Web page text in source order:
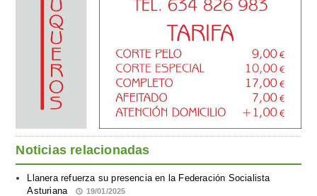
Noticias relacionadas
Llanera refuerza su presencia en la Federación Socialista
Asturiana
19/01/2025